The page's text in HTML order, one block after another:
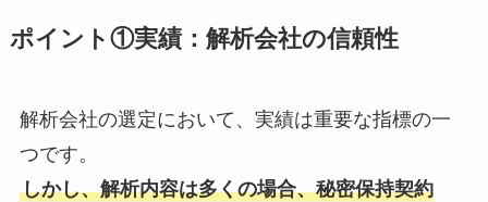
ポイント①実績：解析会社の信頼性
解析会社の選定において、実績は重要な指標の一
つです。
しかし、解析内容は多くの場合、秘密保持契約